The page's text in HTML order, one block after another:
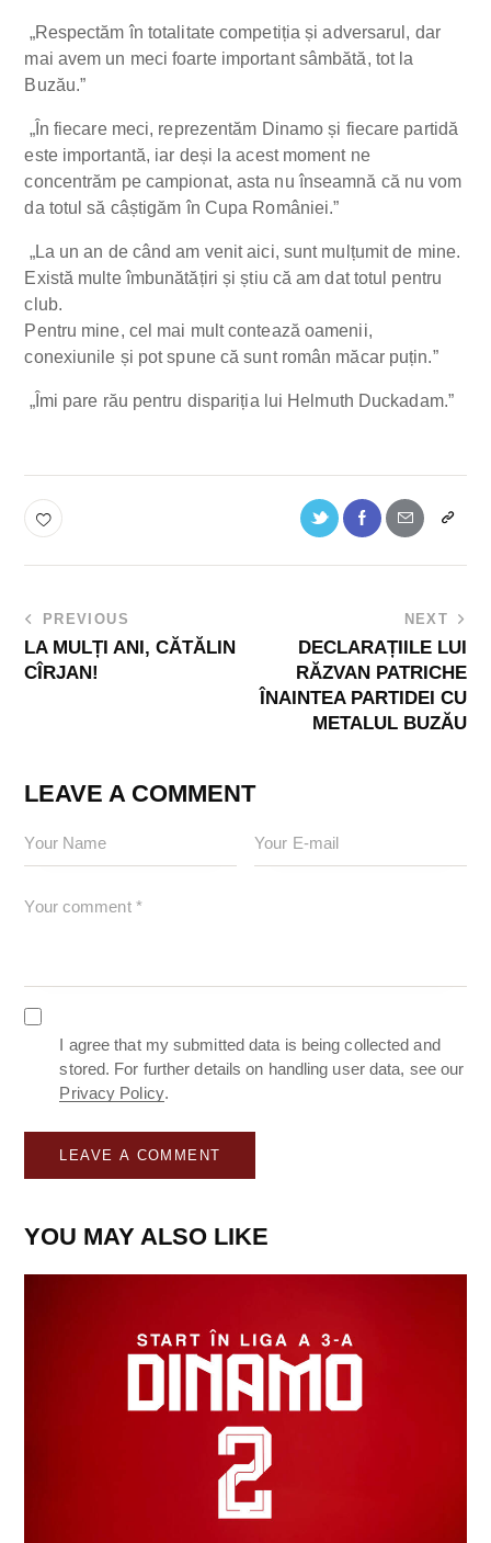
„Respectăm în totalitate competiția și adversarul, dar
mai avem un meci foarte important sâmbătă, tot la
Buzău.”
„În fiecare meci, reprezentăm Dinamo și fiecare partidă
este importantă, iar deși la acest moment ne
concentrăm pe campionat, asta nu înseamnă că nu vom
da totul să câștigăm în Cupa României.”
„La un an de când am venit aici, sunt mulțumit de mine.
Există multe îmbunătățiri și știu că am dat totul pentru
club.
Pentru mine, cel mai mult contează oamenii,
conexiunile și pot spune că sunt român măcar puțin.”
„Îmi pare rău pentru dispariția lui Helmuth Duckadam.”
PREVIOUS
LA MULȚI ANI, CĂTĂLIN
CÎRJAN!
NEXT
DECLARAȚIILE LUI
RĂZVAN PATRICHE
ÎNAINTEA PARTIDEI CU
METALUL BUZĂU
LEAVE A COMMENT
I agree that my submitted data is being collected and
stored. For further details on handling user data, see our
Privacy Policy.
YOU MAY ALSO LIKE